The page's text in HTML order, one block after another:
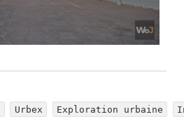
Urbex Exploration urbaine